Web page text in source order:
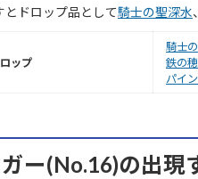
ドロップ品として騎士の聖深水、
ップ
騎士
鉄の
パイ
ー(No.16)の出現